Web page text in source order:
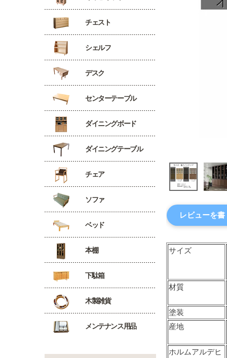
チェスト
シェルフ
デスク
センターテーブル
ダイニングボード
ダイニングテーブル
チェア
ソファ
ベッド
本棚
下駄箱
木製雑貨
メンテナンス用品
レビューを書
サイズ
材質
塗装
産地
ホルムアルデヒ